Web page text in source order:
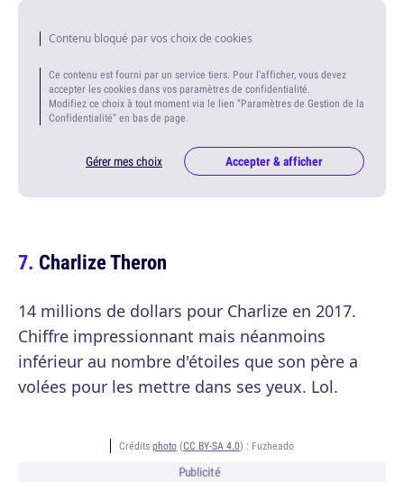
Contenu bloqué par vos choix de cookies
Ce contenu est fourni par un service tiers. Pour l'afficher, vous devez
accepter les cookies dans vos paramètres de confidentialité.
Modifiez ce choix à tout moment via le lien "Paramètres de Gestion de la
Confidentialité" en bas de page.
Gérer mes choix Accepter & afficher
Charlize Theron
14 millions de dollars pour Charlize en 2017.
Chiffre impressionnant mais néanmoins
inférieur au nombre d'étoiles que son père a
volées pour les mettre dans ses yeux. Lol.
Crédits photo (CC BY-SA 4.0) : Fuzheado
Publicité